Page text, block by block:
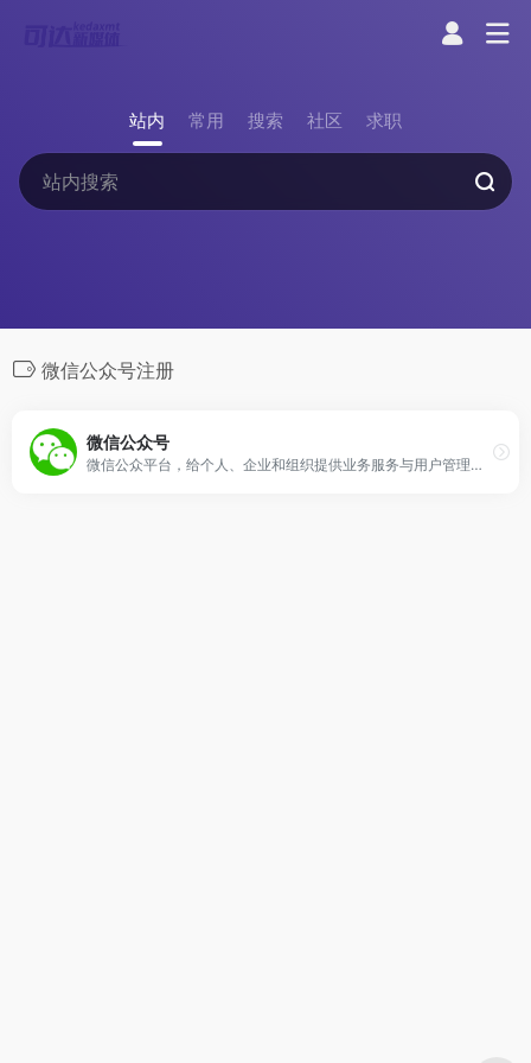
站内 常用 搜索 社区 求职
微信公众号注册
微信公众号
微信公众平台，给个人、企业和组织提供业务服务与用户管理能力的全新服务平台。